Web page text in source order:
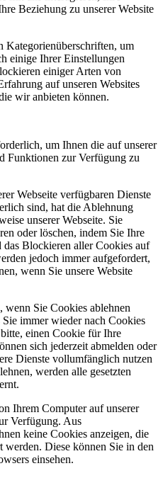
Beziehung zu unserer Website
Kategorienüberschriften, um
einige Ihrer Einstellungen
einiger Arten von
auf unseren Websites
wir anbieten können.
um Ihnen die auf unserer
Funktionen zur Verfügung zu
Webseite verfügbaren Dienste
sind, hat die Ablehnung
unserer Webseite. Sie
oder löschen, indem Sie Ihre
Blockieren aller Cookies auf
jedoch immer aufgefordert,
wenn Sie unsere Website
wenn Sie Cookies ablehnen
immer wieder nach Cookies
einen Cookie für Ihre
sich jederzeit abmelden oder
Dienste vollumfänglich nutzen
werden alle gesetzten
Ihrem Computer auf unserer
Verfügung. Aus
keine Cookies anzeigen, die
werden. Diese können Sie in den
einsehen.